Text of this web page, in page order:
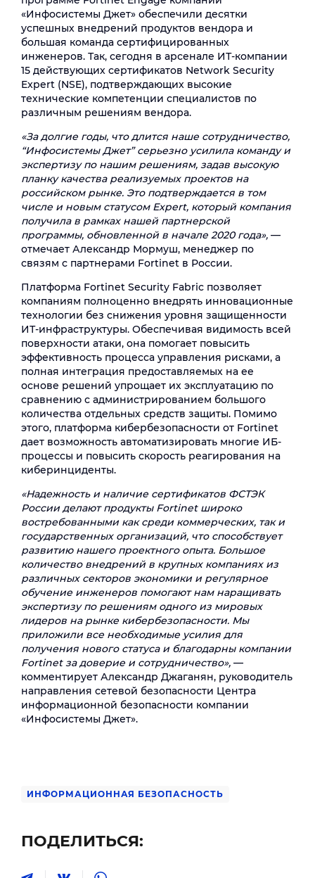
«Инфосистемы Джет» обеспечили десятки
успешных внедрений продуктов вендора и
большая команда сертифицированных
инженеров. Так, сегодня в арсенале ИТ-компании
15 действующих сертификатов Network Security
Expert (NSE), подтверждающих высокие
технические компетенции специалистов по
различным решениям вендора.
«За долгие годы, что длится наше сотрудничество,
“Инфосистемы Джет” серьезно усилила команду и
экспертизу по нашим решениям, задав высокую
планку качества реализуемых проектов на
российском рынке. Это подтверждается в том
числе и новым статусом Expert, который компания
получила в рамках нашей партнерской
программы, обновленной в начале 2020 года», —
отмечает Александр Мормуш, менеджер по
связям с партнерами Fortinet в России.
Платформа Fortinet Security Fabric позволяет
компаниям полноценно внедрять инновационные
технологии без снижения уровня защищенности
ИТ-инфраструктуры. Обеспечивая видимость всей
поверхности атаки, она помогает повысить
эффективность процесса управления рисками, а
полная интеграция предоставляемых на ее
основе решений упрощает их эксплуатацию по
сравнению с администрированием большого
количества отдельных средств защиты. Помимо
этого, платформа кибербезопасности от Fortinet
дает возможность автоматизировать многие ИБ-
процессы и повысить скорость реагирования на
киберинциденты.
«Надежность и наличие сертификатов ФСТЭК
России делают продукты Fortinet широко
востребованными как среди коммерческих, так и
государственных организаций, что способствует
развитию нашего проектного опыта. Большое
количество внедрений в крупных компаниях из
различных секторов экономики и регулярное
обучение инженеров помогают нам наращивать
экспертизу по решениям одного из мировых
лидеров на рынке кибербезопасности. Мы
приложили все необходимые усилия для
получения нового статуса и благодарны компании
Fortinet за доверие и сотрудничество», —
комментирует Александр Джаганян, руководитель
направления сетевой безопасности Центра
информационной безопасности компании
«Инфосистемы Джет».
ИНФОРМАЦИОННАЯ БЕЗОПАСНОСТЬ
ПОДЕЛИТЬСЯ: